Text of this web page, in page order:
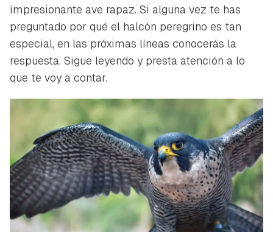
impresionante ave rapaz. Si alguna vez te has
preguntado por qué el halcón peregrino es tan
especial, en las próximas líneas conocerás la
respuesta. Sigue leyendo y presta atención a lo
que te voy a contar.